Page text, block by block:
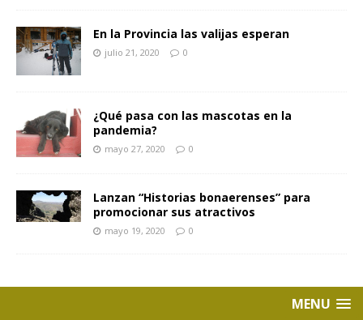
En la Provincia las valijas esperan
julio 21, 2020 0
¿Qué pasa con las mascotas en la
pandemia?
mayo 27, 2020 0
Lanzan “Historias bonaerenses” para
promocionar sus atractivos
mayo 19, 2020 0
MENU